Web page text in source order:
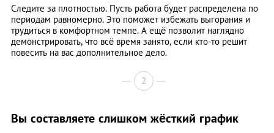
Следите за плотностью. Пусть работа будет распределена по
периодам равномерно. Это поможет избежать выгорания и
трудиться в комфортном темпе. А ещё позволит наглядно
демонстрировать, что всё время занято, если кто-то решит
повесить на вас дополнительное дело.
2
Вы составляете слишком жёсткий график